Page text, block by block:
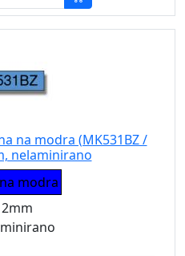
na modra (MK531BZ /
nelaminirano
modra